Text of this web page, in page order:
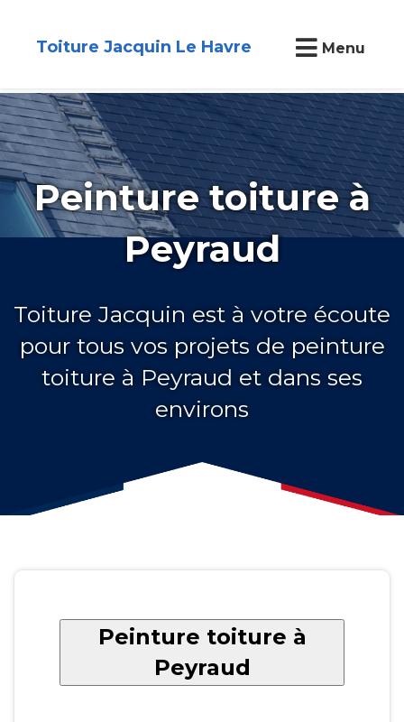
Toiture Jacquin Le Havre Menu
Peinture toiture à
Peyraud
Toiture Jacquin est à votre écoute
pour tous vos projets de peinture
toiture à Peyraud et dans ses
environs
Peinture toiture à
Peyraud